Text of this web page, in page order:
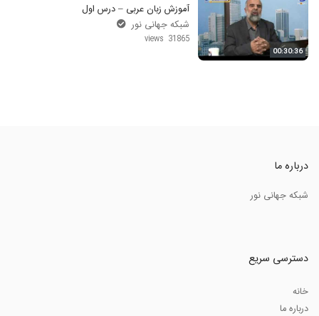
00:30:36
آموزش زبان عربی – درس اول
شبکه جهانی نور
31865 views
درباره ما
شبکه جهانی نور
دسترسی سریع
خانه
درباره ما